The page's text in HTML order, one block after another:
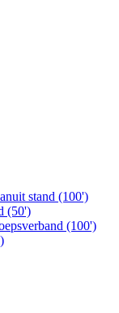
stand (100')
(50')
(100')